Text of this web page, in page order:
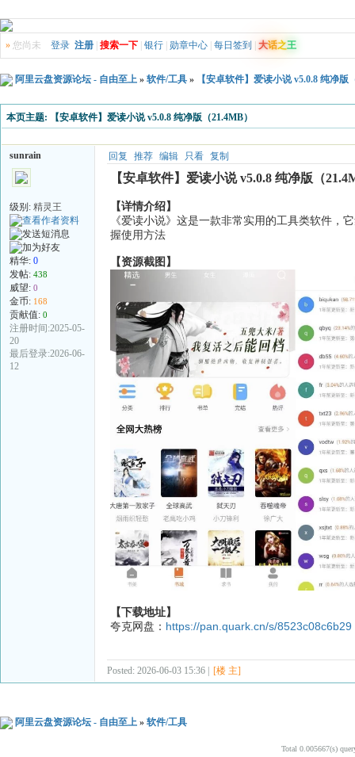
» 您尚未 登录 注册 搜索一下 银行 勋章中心 每日签到 大话之王
阿里云盘资源论坛 - 自由至上 » 软件/工具 » 【安卓软件】爱读小说 v5.0.8 纯净版
本页主题: 【安卓软件】爱读小说 v5.0.8 纯净版（21.4MB）
sunrain
级别: 精灵王
精华: 0
发帖: 438
威望: 0
金币: 168
贡献值: 0
注册时间:2025-05-
20
最后登录:2026-06-
12
回复 推荐 编辑 只看 复制
【安卓软件】爱读小说 v5.0.8 纯净版（
【详情介绍】
《爱读小说》这是一款非常实用的工具类软件，
握使用方法
【资源截图】
【下载地址】
夸克网盘： https://pan.quark.cn/s/8523c08c6b29
Posted: 2026-06-03 15:36 | [楼 主]
阿里云盘资源论坛 - 自由至上 » 软件/工具
Total 0.005667(s)